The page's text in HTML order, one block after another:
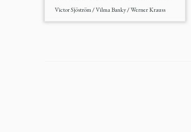
Victor Sjöström/Vilma Banky/Werner Krauss